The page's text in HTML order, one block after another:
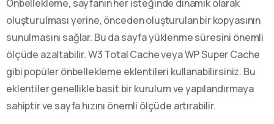
Önbellekleme, sayfanın her isteğinde dinamik olarak
oluşturulması yerine, önceden oluşturulan bir kopyasının
sunulmasını sağlar. Bu da sayfa yüklenme süresini önemli
ölçüde azaltabilir. W3 Total Cache veya WP Super Cache
gibi popüler önbellekleme eklentileri kullanabilirsiniz. Bu
eklentiler genellikle basit bir kurulum ve yapılandırmaya
sahiptir ve sayfa hızını önemli ölçüde artırabilir.